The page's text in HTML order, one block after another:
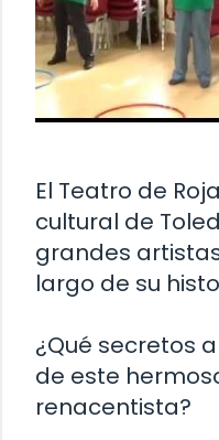
El Teatro de
cultural de
grandes
largo de su
¿Qué secretos
de este
renacentista?